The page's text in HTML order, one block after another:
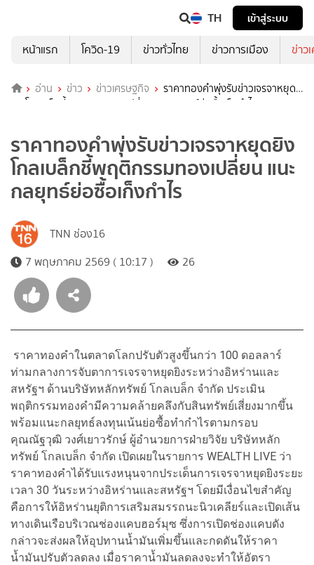
TH
เข้าสู่ระบบ
หน้าแรก
โควิด-19 ข่าวทั่วไทย ข่าวการเมือง ข่าว
อ่าน ข่าว ข่าวเศรษฐกิจ
ราคาทองคำพุ่งรับข่าวเจรจาหยุด
ยิง โกลเบล็กชี้พฤติกรรมทองเปลี่ยน แนะกลยุทธ์ย่อซื้อเก็งกำไร
ราคาทองคำพุ่งรับข่าวเจรจาหยุดยิง
โกลเบล็กชี้พฤติกรรมทองเปลี่ยน แนะ
กลยุทธ์ย่อซื้อเก็งกำไร
TNN ช่อง16
7 พฤษภาคม 2569 ( 10:17 )
26
ราคาทองคำในตลาดโลกปรับตัวสูงขึ้นกว่า 100 ดอลลาร์
ท่ามกลางการจับตาการเจรจาหยุดยิงระหว่างอิหร่านและ
สหรัฐฯ ด้านบริษัทหลักทรัพย์ โกลเบล็ก จำกัด ประเมิน
พฤติกรรมทองคำมีความคล้ายคลึงกับสินทรัพย์เสี่ยงมากขึ้น
พร้อมแนะกลยุทธ์ลงทุนเน้นย่อซื้อทำกำไรตามกรอบ
คุณณัฐวุฒิ วงศ์เยาวรักษ์ ผู้อำนวยการฝ่ายวิจัย บริษัทหลัก
ทรัพย์ โกลเบล็ก จำกัด เปิดเผยในรายการ WEALTH LIVE ว่า
ราคาทองคำได้รับแรงหนุนจากประเด็นการเจรจาหยุดยิงระยะ
เวลา 30 วันระหว่างอิหร่านและสหรัฐฯ โดยมีเงื่อนไขสำคัญ
คือการให้อิหร่านยุติการเสริมสมรรถนะนิวเคลียร์และเปิดเส้น
ทางเดินเรือบริเวณช่องแคบฮอร์มุซ ซึ่งการเปิดช่องแคบดัง
กล่าวจะส่งผลให้อุปทานน้ำมันเพิ่มขึ้นและกดดันให้ราคา
น้ำมันปรับตัวลดลง เมื่อราคาน้ำมันลดลงจะทำให้อัตรา